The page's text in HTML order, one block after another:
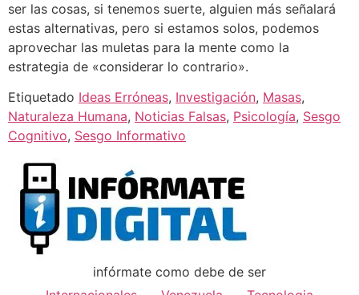
ser las cosas, si tenemos suerte, alguien más señalará
estas alternativas, pero si estamos solos, podemos
aprovechar las muletas para la mente como la
estrategia de «considerar lo contrario».
Etiquetado Ideas Erróneas, Investigación, Masas,
Naturaleza Humana, Noticias Falsas, Psicología, Sesgo
Cognitivo, Sesgo Informativo
infórmate como debe de ser